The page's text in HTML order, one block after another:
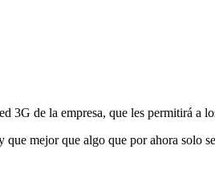
3G de la empresa, que les permitirá a
mejor que algo que por ahora solo